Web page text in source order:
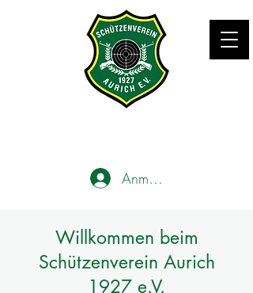
Anmelden
​Willkommen beim
Schützenverein Aurich
1927 e.V.